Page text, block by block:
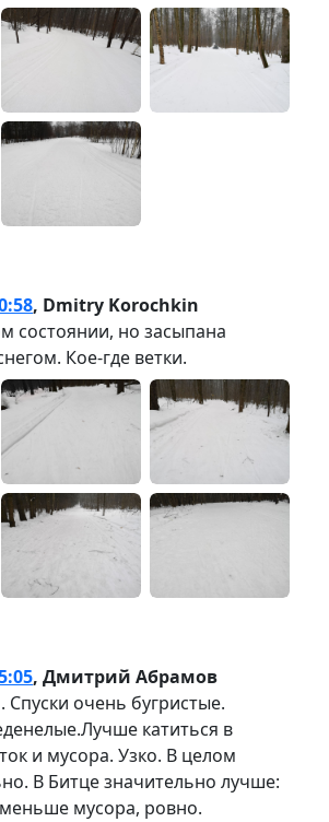
, Dmitry Korochkin
состоянии, но засыпана
Кое-где ветки.
, Дмитрий Абрамов
Спуски очень бугристые.
катиться в
и мусора. Узко. В целом
В Битце значительно лучше:
мусора, ровно.